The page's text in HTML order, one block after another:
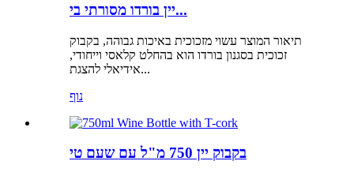
יין בורדו מסורתי בי...
תיאור המוצר עשוי מזכוכית באיכות גבוהה, בקבוק
זכוכית בסגנון בורדו הוא בהחלט קלאסי וייחודי,
אידיאלי להצגת...
נוף
בקבוק יין 750 מ"ל עם שעם טי